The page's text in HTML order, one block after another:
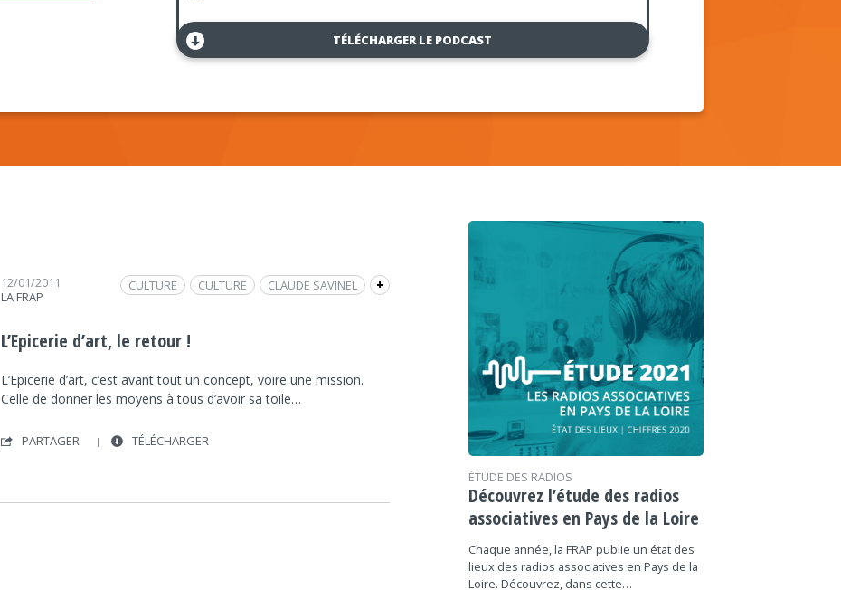
TÉLÉCHARGER LE PODCAST
12/01/2011
LA FRAP
+
CLAUDE SAVINEL
CULTURE
CULTURE
L’Epicerie d’art, le retour !
L’Epicerie d’art, c’est avant tout un concept, voire une mission.
Celle de donner les moyens à tous d’avoir sa toile…
PARTAGER TÉLÉCHARGER
ÉTUDE DES RADIOS
Découvrez l’étude des radios
associatives en Pays de la Loire
Chaque année, la FRAP publie un état des
lieux des radios associatives en Pays de la
Loire. Découvrez, dans cette…